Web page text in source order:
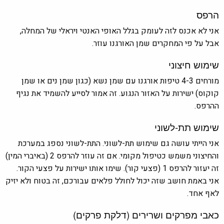
הרפס
אני לא אכנס לזה לעומק בגלל האופי האנטי ויראלי של המחלה,
אבל על פי המחקרים שמן האורגנו עוזר.
שימוש חיצוני
מורחים 4-3 טיפות אורגנו עם שמן נשא (כגון שמן נים או שמן
קוקוס) ישירות על האזור הנגוע. זה אמור לסייע להשמיד את נגיף
ההרפס.
שימוש תת-לשוני
אני הייתי עושה גם שימוש תת-לשוני. התת-לשוני נספג במערכת
והחיצוני משמש כטיפול מקומי. אם זה עוזר להרפס 2 (באיברי המין)
זה יעזור להרפס 1 (פצעי קור). שימו אותו ישירות על פצעי הקור.
אני באמת חושב שזה יכול לחולל פלאים עבורכם, זה בטוח ולא יזיק
לאף אחד.
כאבי מפרקים ושרירים (דלקת פרקים)